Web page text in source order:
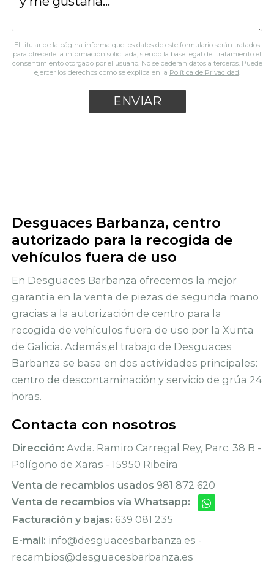
El titular de la página informa que los datos de este formulario serán tratados
para ofrecerle la información solicitada, siendo la base legal del tratamiento el
consentimiento otorgado por el usuario. No se cederán datos a terceros. Puede
ejercer los derechos como se explica en la Política de Privacidad
Desguaces Barbanza, centro
autorizado para la recogida de
vehículos fuera de uso
En Desguaces Barbanza ofrecemos la mejor
garantía en la venta de piezas de segunda mano
gracias a la autorización de centro para la
recogida de vehículos fuera de uso por la Xunta
de Galicia. Además,el trabajo de Desguaces
Barbanza se basa en dos actividades principales:
centro de descontaminación y servicio de grúa 24
horas.
Contacta con nosotros
Dirección: Avda. Ramiro Carregal Rey, Parc. 38 B -
Polígono de Xaras - 15950 Ribeira
Venta de recambios usados 981 872 620
Venta de recambios vía Whatsapp:
Facturación y bajas: 639 081 235
E-mail: info@desguacesbarbanza.es -
recambios@desguacesbarbanza.es